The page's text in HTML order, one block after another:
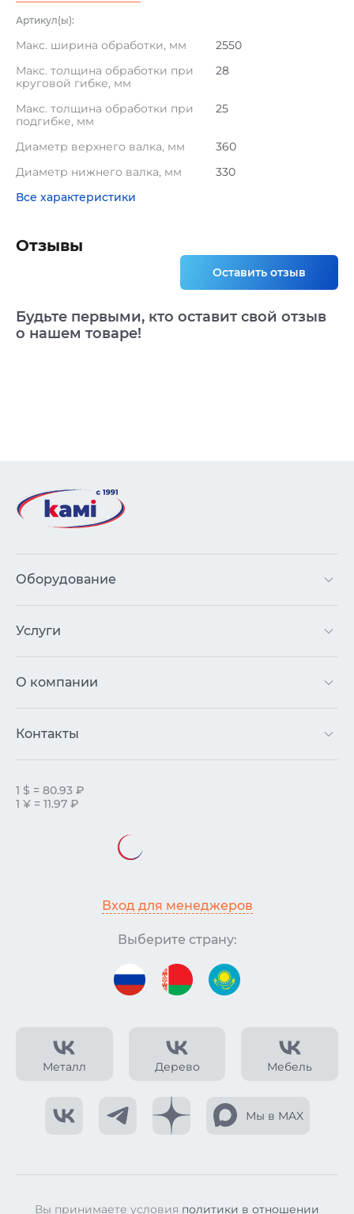
Артикул(ы):
Макс. ширина обработки, мм
2550
Макс. толщина обработки при
круговой гибке, мм
28
Макс. толщина обработки при
подгибке, мм
25
Диаметр верхнего валка, мм
360
Диаметр нижнего валка, мм
330
Все характеристики
Отзывы
Оставить отзыв
Будьте первыми, кто оставит свой отзыв
о нашем товаре!
Металл Дерево Мебель
Мы в MAX
Оборудование
Услуги
О компании
Контакты
1 $ = 80.93 ₽
1 ¥ = 11.97 ₽
Вход для менеджеров
Выберите страну:
Вы принимаете условия политики в отношении